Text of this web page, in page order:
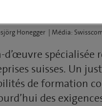
Honegger | Média:
d’œuvre
suisses. Un
de formation
des